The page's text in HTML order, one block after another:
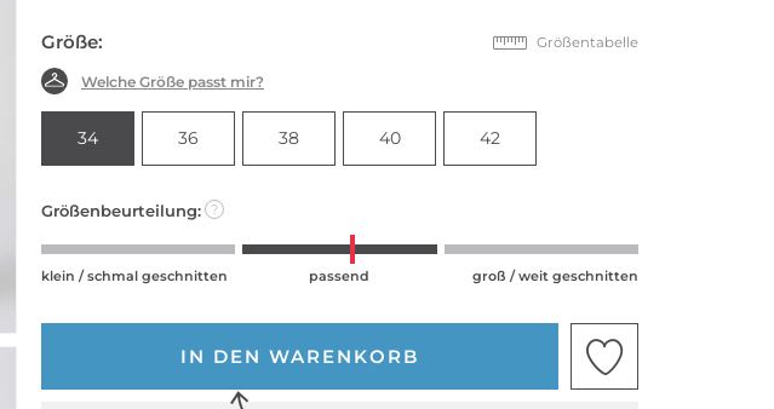
Größe: Größentabelle
Welche Größe passt mir?
34 36 38 40 42
Größenbeurteilung: ?
klein / schmal geschnitten passend groß / weit geschnitten
IN DEN WARENKORB